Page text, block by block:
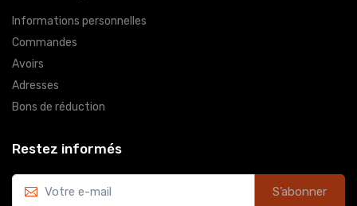
Informations personnelles
Commandes
Avoirs
Adresses
Bons de réduction
Restez informés
S’abonner